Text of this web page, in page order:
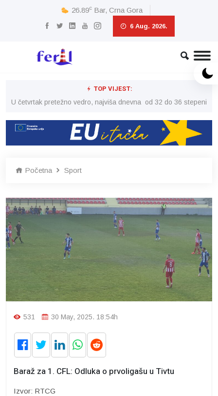
26.89c Bar, Crna Gora
6 Aug. 2026.
TOP VIJEST:
U četvrtak pretežno vedro, najviša dnevna od 32 do 36 stepeni
Početna Sport
531 30 May, 2025. 18:54h
Baraž za 1. CFL: Odluka o prvoligašu u Tivtu
Izvor: RTCG